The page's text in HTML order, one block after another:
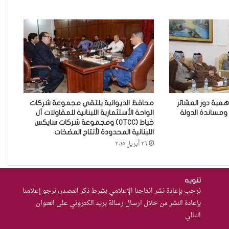
العراقية
مقاهي النساء في العراق استراحة
وخصوصية
من يحرس الحراس؟حادثة الاعتداء
على موقوفة في مركز شرطة
النهضة تضع وزارة الداخلية العراقية
الثقة
يمكن لحصر السلاح بيد الدولة أن
يعزز تنفيذ القرار 1325 في العراق؟
دور العشائر
الدولة
محافظ الديوانية يلتقي مجموعة شركات
الواحة الأستثمارية اللبنانية للمقاولات آل
خياط (OTCC) ومجموعة شركات سايكس
اللبنانية المحدودة لأنتاج المضخات
٢٦ أبريل ٢٠١٥
تنويه
نرحب بإعادة نشر انتاجنا الإعلامي بشرط ذكر المصدر، نرجو إعلامنا
بإعادة النشر من خلال ارسال رسالة بريد الكتروني على العنوان
التالي